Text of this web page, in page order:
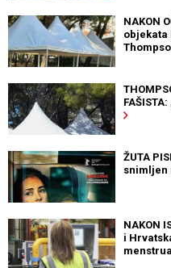
NAKON
ŽUTA
snimljen
NAKON
i